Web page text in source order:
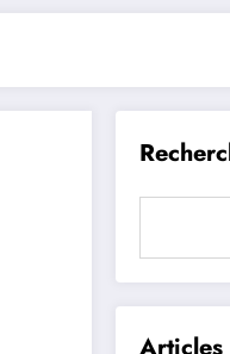
Articles